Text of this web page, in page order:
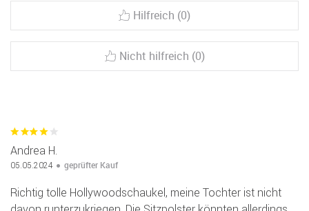
Hilfreich (0)
Nicht hilfreich (0)
Andrea H.
05.05.2024 geprüfter Kauf
Richtig tolle Hollywoodschaukel, meine Tochter ist nicht